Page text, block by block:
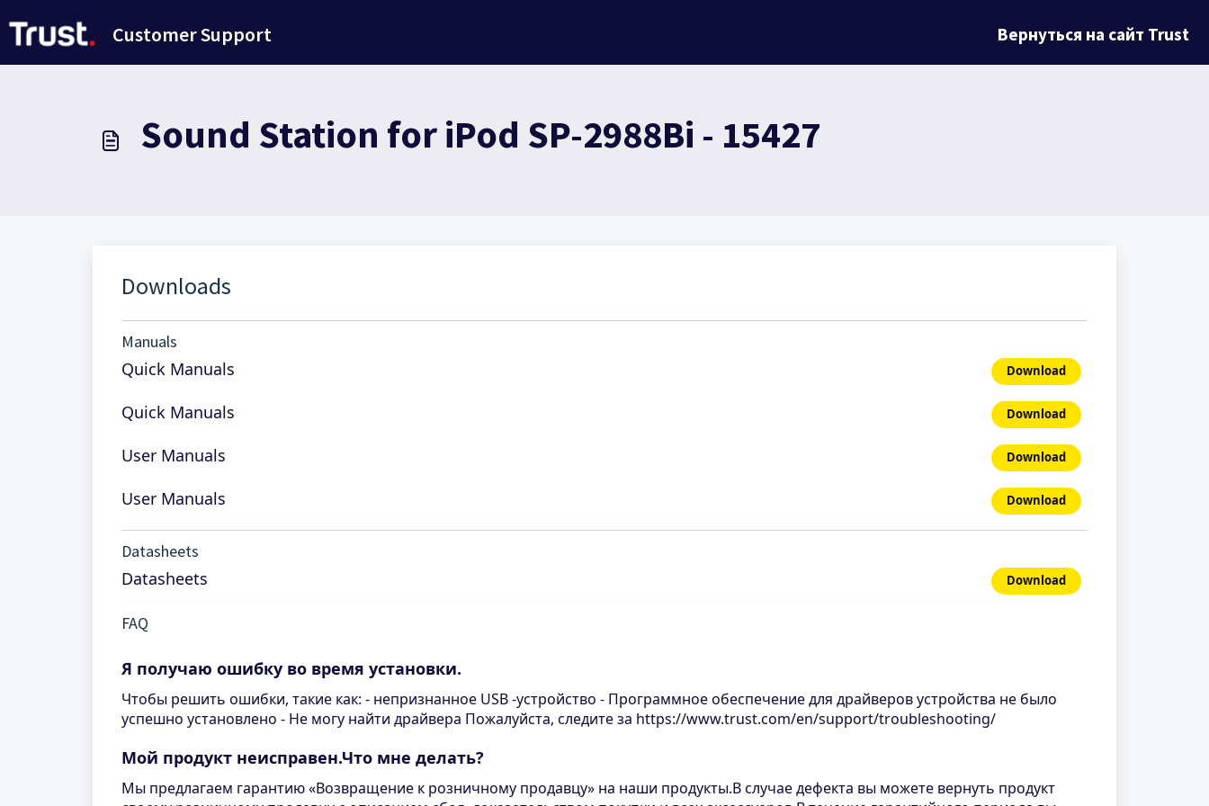
Customer Support Вернуться на сайт Trust
Sound Station for iPod SP-2988Bi - 15427
Downloads
Manuals
Quick Manuals Download
Quick Manuals Download
User Manuals Download
User Manuals Download
Datasheets
Datasheets Download
FAQ
Я получаю ошибку во время установки.
Чтобы решить ошибки, такие как: - непризнанное USB -устройство - Программное обеспечение для драйверов устройства не было
успешно установлено - Не могу найти драйвера Пожалуйста, следите за https://www.trust.com/en/support/troubleshooting/
Мой продукт неисправен.Что мне делать?
Мы предлагаем гарантию «Возвращение к розничному продавцу» на наши продукты.В случае дефекта вы можете вернуть продукт